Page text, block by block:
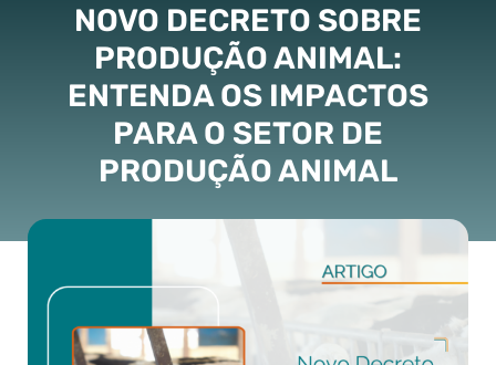
NOVO DECRETO SOBRE
PRODUÇÃO ANIMAL:
ENTENDA OS IMPACTOS
PARA O SETOR DE
PRODUÇÃO ANIMAL